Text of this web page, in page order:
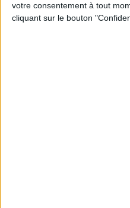
votre consentement à tout
cliquant sur le bouton
LES MEILLEURS HÔTELS POUR